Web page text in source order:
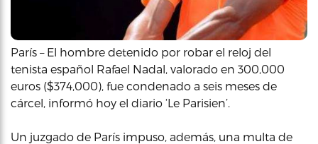
París – El hombre detenido por robar el reloj del
tenista español Rafael Nadal, valorado en 300,000
euros ($374,000), fue condenado a seis meses de
cárcel, informó hoy el diario ‘Le Parisien’.
Un juzgado de París impuso, además, una multa de